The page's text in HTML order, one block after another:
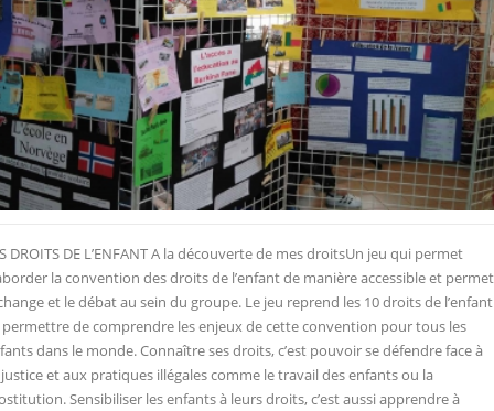
DROITS DE L’ENFANT A la découverte de mes droitsUn jeu qui permet
la convention des droits de l’enfant de manière accessible et permet
et le débat au sein du groupe. Le jeu reprend les 10 droits de
permettre de comprendre les enjeux de cette convention pour tous les
dans le monde. Connaître ses droits, c’est pouvoir se défendre face à
et aux pratiques illégales comme le travail des enfants ou la
Sensibiliser les enfants à leurs droits, c’est aussi apprendre à